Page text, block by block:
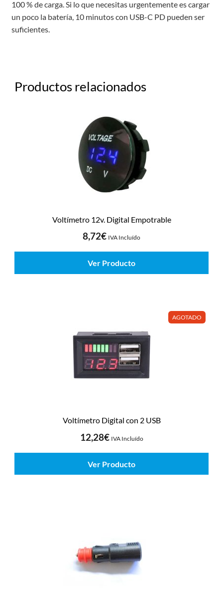
100 % de carga. Si lo que necesitas urgentemente es cargar
un poco la batería, 10 minutos con USB-C PD pueden ser
suficientes.
Productos relacionados
Voltímetro 12v. Digital Empotrable
8,72€ IVA Incluído
Ver Producto
AGOTADO
Voltímetro Digital con 2 USB
12,28€ IVA Incluído
Ver Producto